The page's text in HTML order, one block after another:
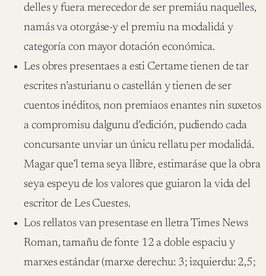
delles y fuera merecedor de ser premiáu naquelles,
namás va otorgáse-y el premiu na modalidá y
categoría con mayor dotación económica.
Les obres presentaes a esti Certame tienen de tar
escrites n’asturianu o castellán y tienen de ser
cuentos inéditos, non premiaos enantes nin suxetos
a compromisu dalgunu d’edición, pudiendo cada
concursante unviar un únicu rellatu per modalidá.
Magar que’l tema seya llibre, estimaráse que la obra
seya espeyu de los valores que guiaron la vida del
escritor de Les Cuestes.
Los rellatos van presentase en lletra Times News
Roman, tamañu de fonte 12 a doble espaciu y
marxes estándar (marxe derechu: 3; izquierdu: 2,5;